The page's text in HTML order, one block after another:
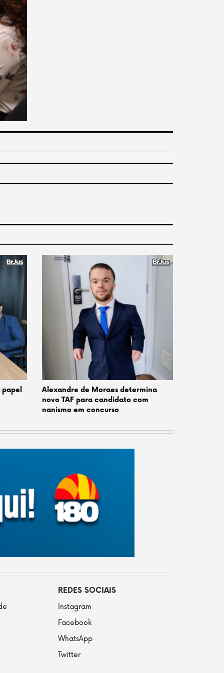
Alexandre de Moraes determina
novo TAF para candidato com
nanismo em concurso
REDES SOCIAIS
Instagram
Facebook
WhatsApp
Twitter